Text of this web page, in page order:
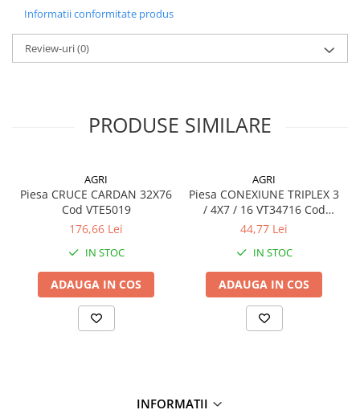
Informatii conformitate produs
Review-uri(0)
PRODUSE SIMILARE
AGRI
Piesa CRUCE CARDAN 32X76
Cod VTE5019
176,66 Lei
IN STOC
ADAUGA IN COS
AGRI
Piesa CONEXIUNE TRIPLEX 3
/ 4X7 / 16 VT34716 Cod
VT34716
44,77 Lei
IN STOC
ADAUGA IN COS
INFORMATII